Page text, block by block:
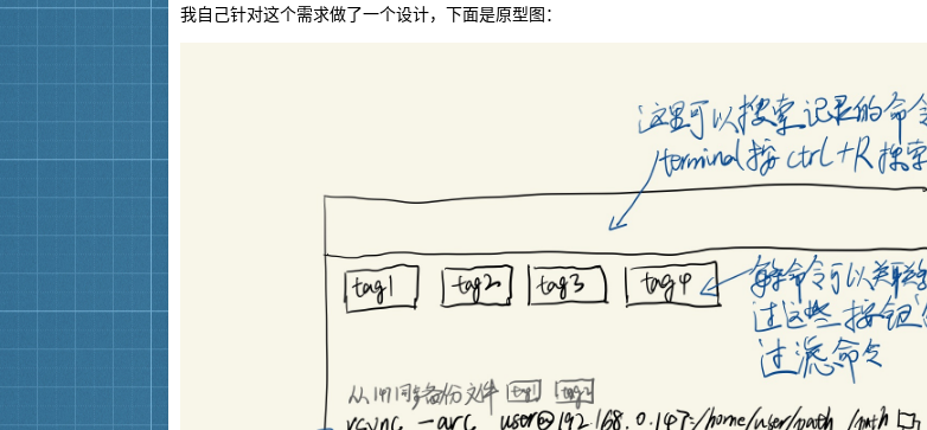
我自己针对这个需求做了一个设计，下面是原型图：